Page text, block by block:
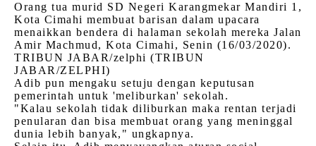
Orang tua murid SD Negeri Karangmekar Mandiri 1,
Kota Cimahi membuat barisan dalam upacara
menaikkan bendera di halaman sekolah mereka Jalan
Amir Machmud, Kota Cimahi, Senin (16/03/2020).
TRIBUN JABAR/zelphi (TRIBUN
JABAR/ZELPHI)
Adib pun mengaku setuju dengan keputusan
pemerintah untuk 'meliburkan' sekolah.
"Kalau sekolah tidak diliburkan maka rentan terjadi
penularan dan bisa membuat orang yang meninggal
dunia lebih banyak," ungkapnya.